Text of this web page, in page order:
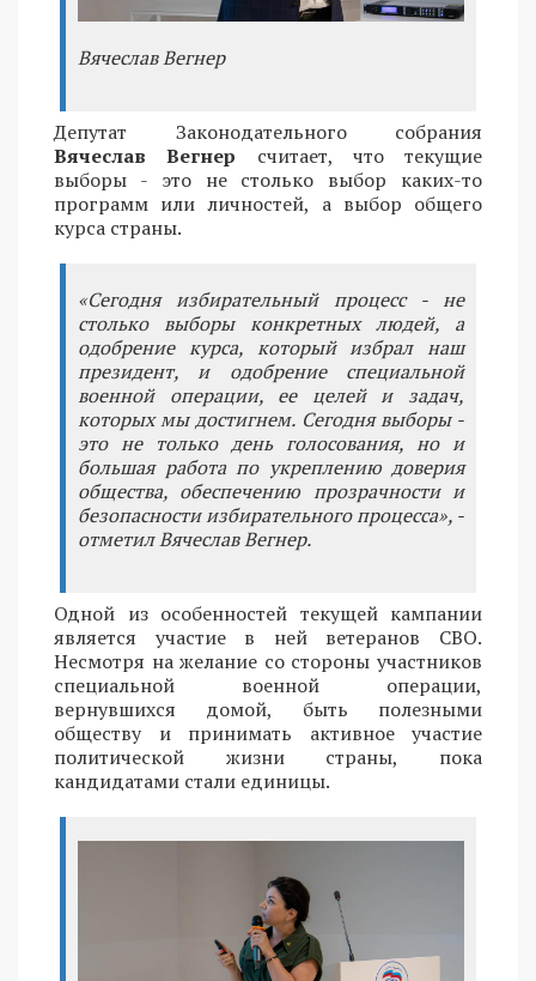
Вячеслав Вегнер
Депутат Законодательного собрания
Вячеслав Вегнер считает, что текущие
выборы - это не столько выбор каких-то
программ или личностей, а выбор общего
курса страны.
«Сегодня избирательный процесс - не
столько выборы конкретных людей, а
одобрение курса, который избрал наш
президент, и одобрение специальной
военной операции, ее целей и задач,
которых мы достигнем. Сегодня выборы -
это не только день голосования, но и
большая работа по укреплению доверия
общества, обеспечению прозрачности и
безопасности избирательного процесса», -
отметил Вячеслав Вегнер.
Одной из особенностей текущей кампании
является участие в ней ветеранов СВО.
Несмотря на желание со стороны участников
специальной военной операции,
вернувшихся домой, быть полезными
обществу и принимать активное участие
политической жизни страны, пока
кандидатами стали единицы.